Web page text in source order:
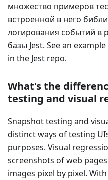
множество примеров
встроенной в него
логирования событий в
базы Jest. See an
in the Jest repo.
What's the
testing and visual
Snapshot testing and
distinct ways of testing
purposes. Visual
screenshots of web
images pixel by pixel.